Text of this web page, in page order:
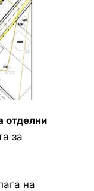
отделни
за
на